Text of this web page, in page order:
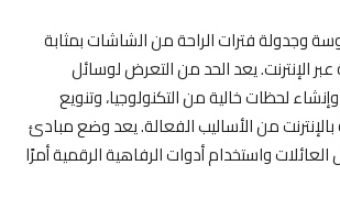
وجدولة فترات الراحة من الشاشات بمثابة
عبر الإنترنت. يعد الحد من التعرض لوسائل
لحظات خالية من التكنولوجيا، وتنويع
من الأساليب الفعالة. يعد وضع مبادئ
واستخدام أدوات الرفاهية الرقمية أمرًا